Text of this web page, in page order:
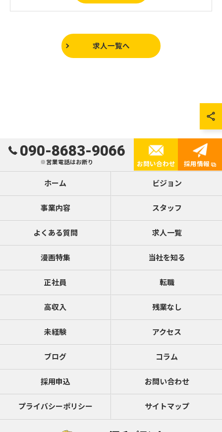
求人一覧へ
090-8683-9066
※営業電話はお断り お問い合わせ 採用情報
ホーム ビジョン
事業内容 スタッフ
よくある質問 求人一覧
漫画特集 当社を知る
正社員 転職
高収入 残業なし
未経験 アクセス
ブログ コラム
採用申込 お問い合わせ
プライバシーポリシー サイトマップ